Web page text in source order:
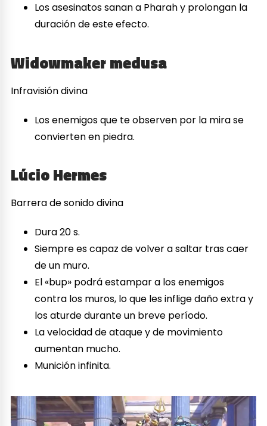
Los asesinatos sanan a Pharah y prolongan la
duración de este efecto.
Widowmaker medusa
Infravisión divina
Los enemigos que te observen por la mira se
convierten en piedra.
Lúcio Hermes
Barrera de sonido divina
Dura 20 s.
Siempre es capaz de volver a saltar tras caer
de un muro.
El «bup» podrá estampar a los enemigos
contra los muros, lo que les inflige daño extra y
los aturde durante un breve período.
La velocidad de ataque y de movimiento
aumentan mucho.
Munición infinita.